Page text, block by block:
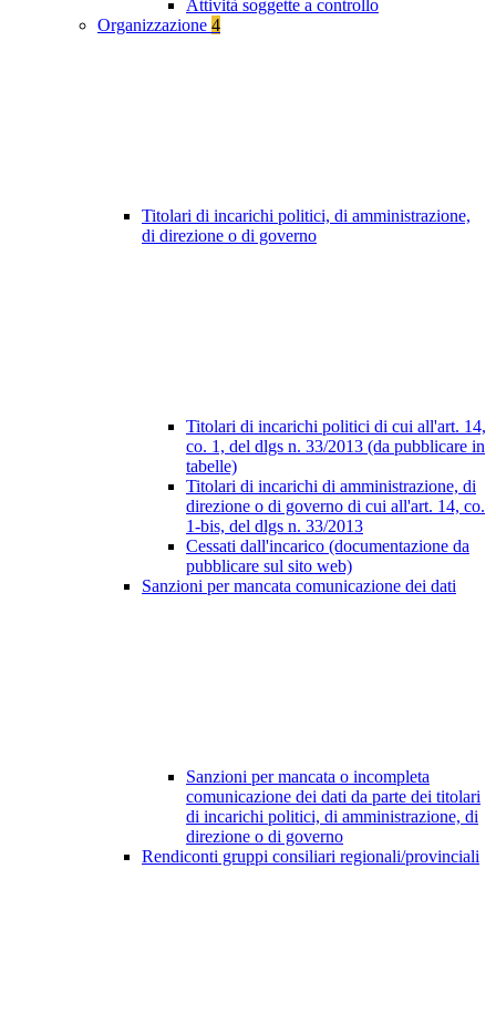
Attività soggette a controllo
Organizzazione 4
Titolari di incarichi politici, di amministrazione,
di direzione o di governo
Titolari di incarichi politici di cui all'art. 14,
co. 1, del dlgs n. 33/2013 (da pubblicare in
tabelle)
Titolari di incarichi di amministrazione, di
direzione o di governo di cui all'art. 14, co.
1-bis, del dlgs n. 33/2013
Cessati dall'incarico (documentazione da
pubblicare sul sito web)
Sanzioni per mancata comunicazione dei dati
Sanzioni per mancata o incompleta
comunicazione dei dati da parte dei titolari
di incarichi politici, di amministrazione, di
direzione o di governo
Rendiconti gruppi consiliari regionali/provinciali